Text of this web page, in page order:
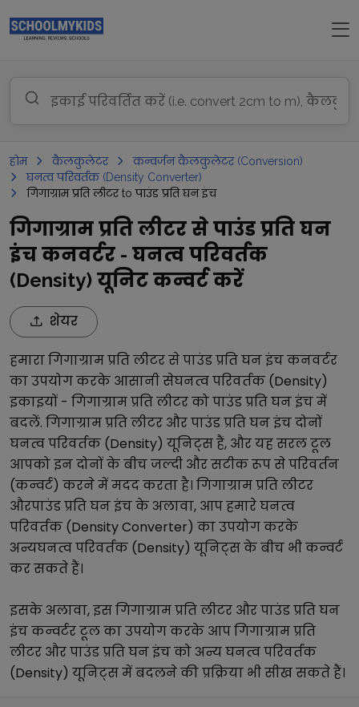
होम कैलकुलेटर
कन्वर्जन कैलकुलेटर (Conversion)
घनत्व परिवर्तक (Density Converter)
गिगाग्राम प्रति लीटर to पाउंड प्रति घन इंच
गिगाग्राम प्रति लीटर से पाउंड प्रति घन
इंच कनवर्टर - घनत्व परिवर्तक
(Density) यूनिट कन्वर्ट करें
शेयर
हमारागिगाग्राम प्रति लीटरसेपाउंड प्रति घन इंचकनवर्टर
का उपयोग करके आसानी सेघनत्व परिवर्तक (Density)
इकाइयों - गिगाग्राम प्रति लीटरकोपाउंड प्रति घन इंचमें
बदलें. गिगाग्राम प्रति लीटर औरपाउंड प्रति घन इंचदोनों
घनत्व परिवर्तक (Density) यूनिट्स हैं, और यह सरल टूल
आपको इन दोनों के बीच जल्दी और सटीक रूप से परिवर्तन
(कन्वर्ट) करने में मदद करता है। गिगाग्राम प्रति लीटर
औरपाउंड प्रति घन इंचके अलावा, आप हमारेघनत्व
परिवर्तक (Density Converter) का उपयोग करके
अन्यघनत्व परिवर्तक (Density) यूनिट्स के बीच भी कन्वर्ट
कर सकते हैं।
इसके अलावा, इसगिगाग्राम प्रति लीटर औरपाउंड प्रति घन
इंचकन्वर्टर टूल का उपयोग करके आपगिगाग्राम प्रति
लीटर औरपाउंड प्रति घन इंचको अन्यघनत्व परिवर्तक
(Density) यूनिट्स में बदलने की प्रक्रिया भी सीख सकते हैं।